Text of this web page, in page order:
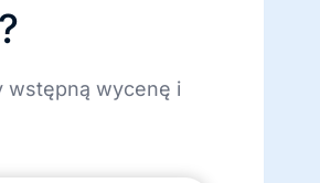
wstępną wycenę i